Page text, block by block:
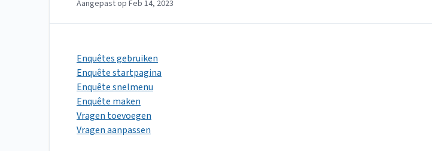
Aangepast op Feb 14, 2023
Enquêtes gebruiken
Enquête startpagina
Enquête snelmenu
Enquête maken
Vragen toevoegen
Vragen aanpassen